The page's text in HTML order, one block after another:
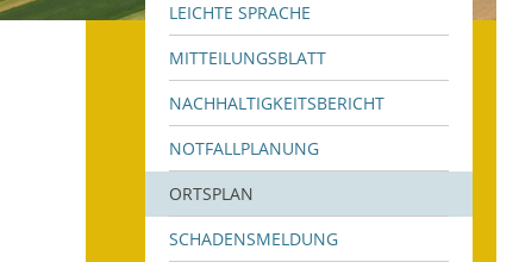
LEICHTE SPRACHE
MITTEILUNGSBLATT
NACHHALTIGKEITSBERICHT
NOTFALLPLANUNG
ORTSPLAN
SCHADENSMELDUNG